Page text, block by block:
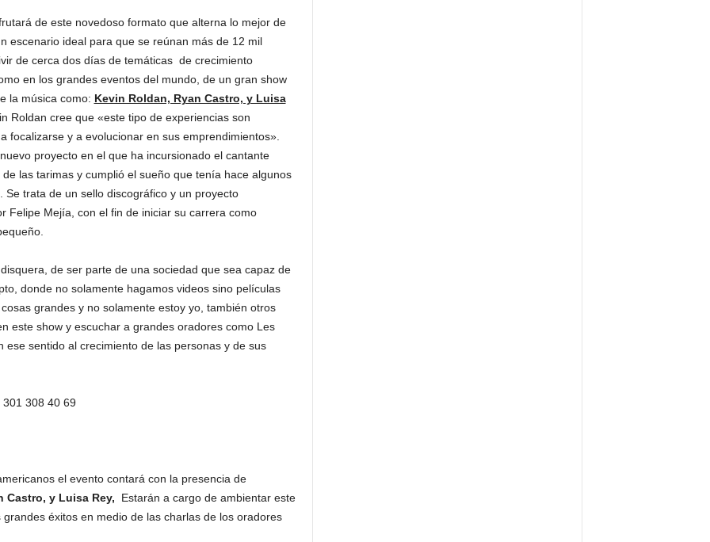
de este novedoso formato que alterna lo mejor de
escenario ideal para que se reúnan más de 12 mil
de cerca dos días de temáticas de crecimiento
en los grandes eventos del mundo, de un gran show
la música como: Kevin Roldan, Ryan Castro, y Luisa
Roldan cree que «este tipo de experiencias son
focalizarse y a evolucionar en sus emprendimientos».
proyecto en el que ha incursionado el cantante
las tarimas y cumplió el sueño que tenía hace algunos
trata de un sello discográfico y un proyecto
Felipe Mejía, con el fin de iniciar su carrera como
de ser parte de una sociedad que sea capaz de
donde no solamente hagamos videos sino películas
grandes y no solamente estoy yo, también otros
este show y escuchar a grandes oradores como Les
sentido al crecimiento de las personas y de sus
301 308 40 69
el evento contará con la presencia de
Castro, y Luisa Rey, Estarán a cargo de ambientar este
éxitos en medio de las charlas de los oradores